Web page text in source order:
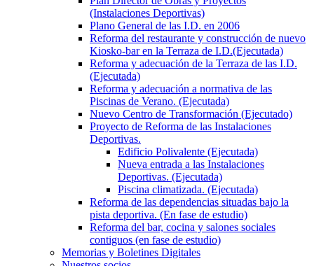
(Instalaciones Deportivas)
Plano General de las I.D. en 2006
Reforma del restaurante y construcción de nuevo
Kiosko-bar en la Terraza de I.D.(Ejecutada)
Reforma y adecuación de la Terraza de las I.D.
(Ejecutada)
Reforma y adecuación a normativa de las
Piscinas de Verano. (Ejecutada)
Nuevo Centro de Transformación (Ejecutado)
Proyecto de Reforma de las Instalaciones
Deportivas.
Edificio Polivalente (Ejecutada)
Nueva entrada a las Instalaciones
Deportivas. (Ejecutada)
Piscina climatizada. (Ejecutada)
Reforma de las dependencias situadas bajo la
pista deportiva. (En fase de estudio)
Reforma del bar, cocina y salones sociales
contiguos (en fase de estudio)
Memorias y Boletines Digitales